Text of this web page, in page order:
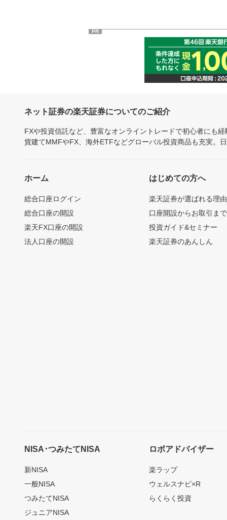
PR
ネット証券の楽天証券についてのご紹介
FXや投資信託など、豊富なオンライントレードで初心者にも
貨建てMMFやFX、海外ETFなどグローバル投資商品も充実。
ホーム
総合口座ログイン
総合口座の開設
楽天FX口座の開設
法人口座の開設
はじめての方へ
楽天証券が選ばれる理由
口座開設からお取引ま
投資ガイド&セミナー
楽天証券のあんしん
NISA･つみたてNISA
新NISA
一般NISA
つみたてNISA
ジュニアNISA
ロボアドバイザー
楽ラップ
ウェルスナビ×R
らくらく投資